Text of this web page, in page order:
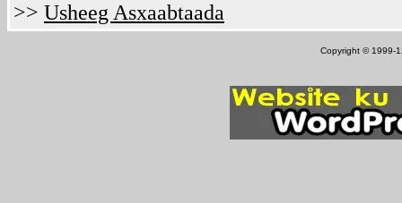
>> Usheeg Asxaabtaada
Copyright © 1999-